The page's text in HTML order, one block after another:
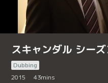
スキャンダル シー
Dubbing
2015
43mins